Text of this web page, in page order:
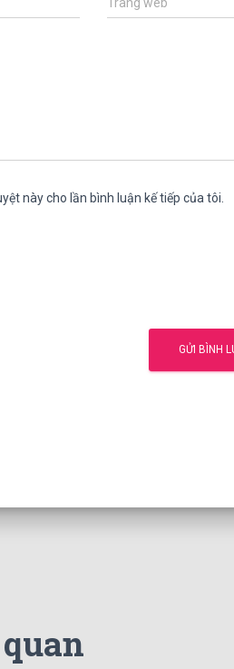
này cho lần bình luận kế tiếp của tôi.